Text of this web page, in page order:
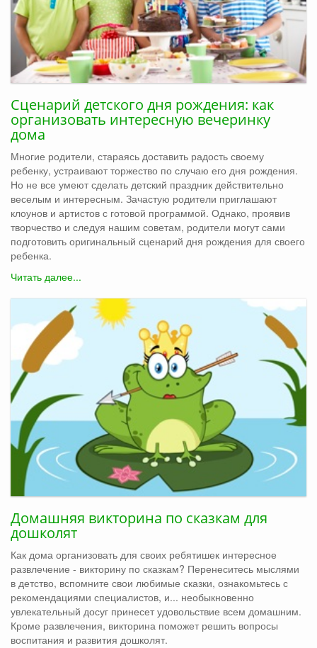
Сценарий детского дня рождения: как
организовать интересную вечеринку
дома
Многие родители, стараясь доставить радость своему
ребенку, устраивают торжество по случаю его дня рождения.
Но не все умеют сделать детский праздник действительно
веселым и интересным. Зачастую родители приглашают
клоунов и артистов с готовой программой. Однако, проявив
творчество и следуя нашим советам, родители могут сами
подготовить оригинальный сценарий дня рождения для своего
ребенка.
Читать далее...
Домашняя викторина по сказкам для
дошколят
Как дома организовать для своих ребятишек интересное
развлечение - викторину по сказкам? Перенеситесь мыслями
в детство, вспомните свои любимые сказки, ознакомьтесь с
рекомендациями специалистов, и... необыкновенно
увлекательный досуг принесет удовольствие всем домашним.
Кроме развлечения, викторина поможет решить вопросы
воспитания и развития дошколят.